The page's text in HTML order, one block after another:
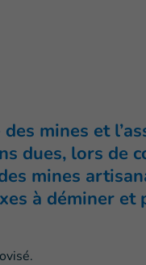
mines et
dues, lors de
mines
à déminer et